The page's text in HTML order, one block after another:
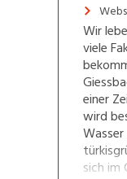
Wir
viele
einer
wird
sich im